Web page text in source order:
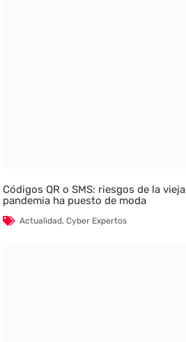
Códigos QR o SMS: riesgos de la
pandemia ha puesto de moda
Actualidad,Cyber Expertos